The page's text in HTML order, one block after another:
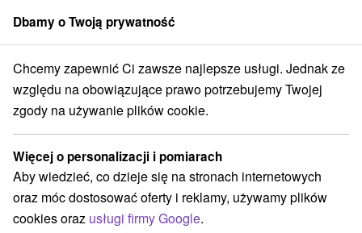
członek grupySorger
Pobyty letnie Stredné Slovensko Žilinský kraj Ružomberok
Pobyty letnie Ružomberok
Kategorie
Wszystkie kategorie
Pobyty z rabatem(2)
Wyjazdy weekendowe(2) Pobyty dla seniorów
Dbamy o Twoją prywatność
Chcemy zapewnić Ci zawsze najlepsze usługi. Jednak ze
względu na obowiązujące prawo potrzebujemy Twojej
zgody na używanie plików cookie.
Więcej o personalizacji i pomiarach
Aby wiedzieć, co dzieje się na stronach internetowych
oraz móc dostosować oferty i reklamy, używamy plików
cookies oraz usługi firmy Google.